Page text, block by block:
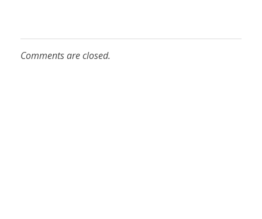
Comments are closed.